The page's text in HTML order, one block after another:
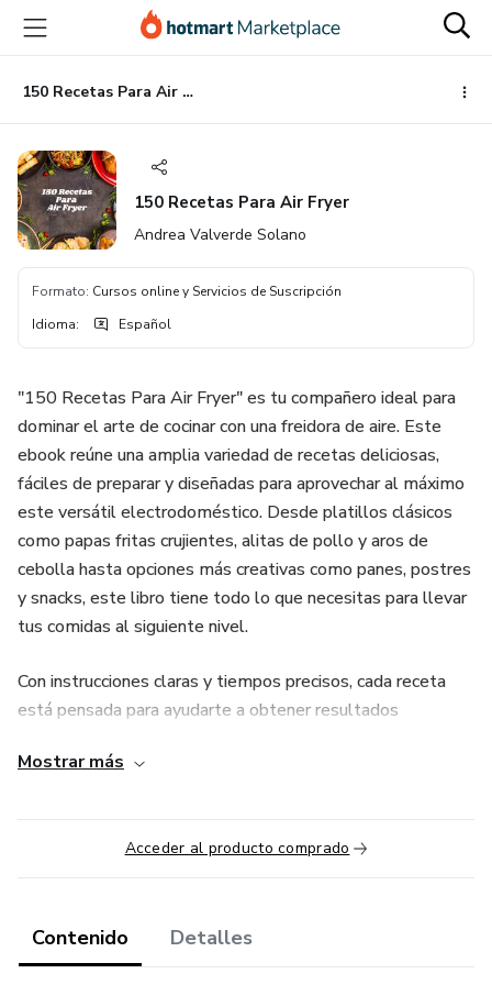
principal
página
de
página
150 Recetas Para Air Fryer
150 Recetas Para Air Fryer
Andrea Valverde Solano
Formato: Cursos online y Servicios de Suscripción
Idioma: Español
"150 Recetas Para Air Fryer" es tu compañero ideal para
dominar el arte de cocinar con una freidora de aire. Este
ebook reúne una amplia variedad de recetas deliciosas,
fáciles de preparar y diseñadas para aprovechar al máximo
este versátil electrodoméstico. Desde platillos clásicos
como papas fritas crujientes, alitas de pollo y aros de
cebolla hasta opciones más creativas como panes, postres
y snacks, este libro tiene todo lo que necesitas para llevar
tus comidas al siguiente nivel.
Con instrucciones claras y tiempos precisos, cada receta
está pensada para ayudarte a obtener resultados
reducir el uso de aceite sin sacrificar el sabor ni la textura,
Este ebook no solo te ofrece inspiración culinaria, sino
también trucos prácticos para sacarle el máximo provecho
temperatura y tiempo para diferentes alimentos, así como
consejos útiles para mantener tu freidora en óptimas
Mostrar más
Acceder al producto comprado
Contenido Detalles